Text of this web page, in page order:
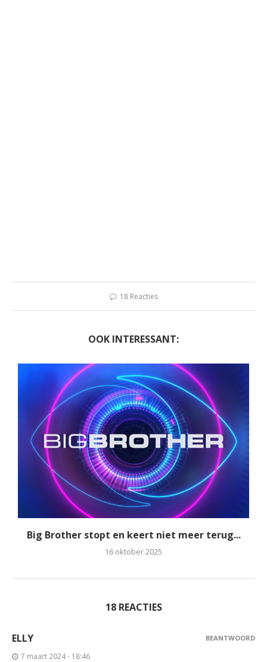
18 Reacties
OOK INTERESSANT:
Big Brother stopt en keert niet meer terug...
16 oktober 2025
18 REACTIES
ELLY
7 maart 2024 - 18:46
BEANTWOORD